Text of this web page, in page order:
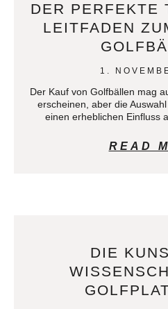
DER PERFEKTE
LEITFADEN
1.
Der Kauf von Golfbällen mag
erscheinen, aber die
einen erheblichen Einfluss
READ
DIE